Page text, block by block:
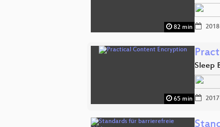
82 min
65 min
Sleep